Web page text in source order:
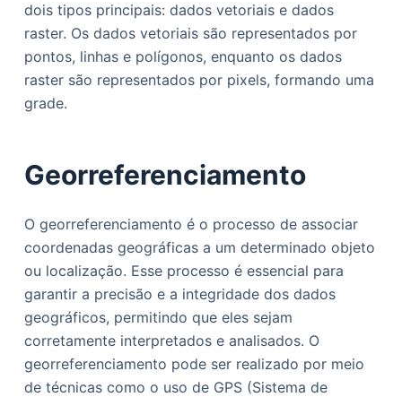
dois tipos principais: dados vetoriais e dados
raster. Os dados vetoriais são representados por
pontos, linhas e polígonos, enquanto os dados
raster são representados por pixels, formando uma
grade.
Georreferenciamento
O georreferenciamento é o processo de associar
coordenadas geográficas a um determinado objeto
ou localização. Esse processo é essencial para
garantir a precisão e a integridade dos dados
geográficos, permitindo que eles sejam
corretamente interpretados e analisados. O
georreferenciamento pode ser realizado por meio
de técnicas como o uso de GPS (Sistema de